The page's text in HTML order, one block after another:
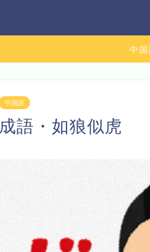
中国
中国語
成語・如狼似虎